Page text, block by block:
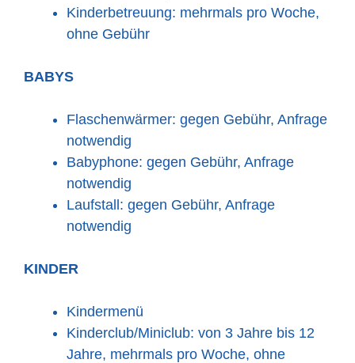
Kinderbetreuung: mehrmals pro Woche,
ohne Gebühr
BABYS
Flaschenwärmer: gegen Gebühr, Anfrage
notwendig
Babyphone: gegen Gebühr, Anfrage
notwendig
Laufstall: gegen Gebühr, Anfrage
notwendig
KINDER
Kindermenü
Kinderclub/Miniclub: von 3 Jahre bis 12
Jahre, mehrmals pro Woche, ohne